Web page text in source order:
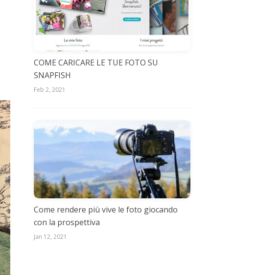
COME CARICARE LE TUE FOTO SU
SNAPFISH
Feb 2, 2021
Come rendere più vive le foto giocando
con la prospettiva
Jan 12, 2021